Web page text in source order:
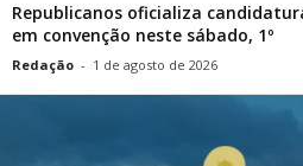
Republicanos oficializa
em convenção neste sábado, 1º
Redação - 1 de agosto de 2026